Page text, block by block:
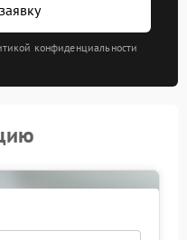
конфиденциальности